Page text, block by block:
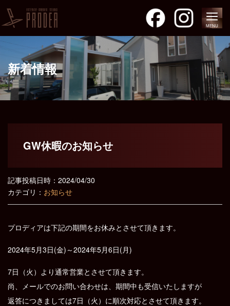
新着情報
MENU
GW休暇のお知らせ
記事投稿日時：2024/04/30
カテゴリ： お知らせ
プロディアは下記の期間をお休みとさせて頂きます。
2024年5月3日(金)～2024年5月6日(月)
7日（火）より通常営業とさせて頂きます。
尚、メールでのお問い合わせは、期間中も受信いたしますが
返答につきましては7日（火）に順次対応とさせて頂きます。